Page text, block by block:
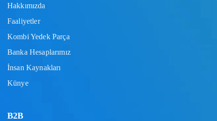
Hakkımızda
Faaliyetler
Kombi Yedek Parça
Banka Hesaplarımız
İnsan Kaynakları
Künye
B2B